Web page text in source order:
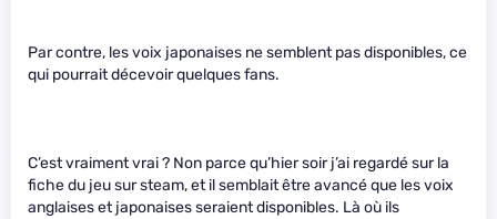
Par contre, les voix japonaises ne semblent pas disponibles, ce
qui pourrait décevoir quelques fans.
C’est vraiment vrai ? Non parce qu’hier soir j’ai regardé sur la
fiche du jeu sur steam, et il semblait être avancé que les voix
anglaises et japonaises seraient disponibles. Là où ils